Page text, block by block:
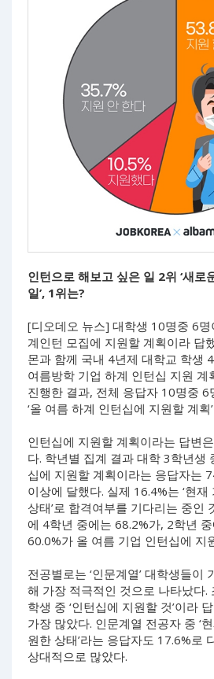
인턴으로 해보고 싶은 일 2위 ‘새로
일’, 1위는?
[디오데오 뉴스] 대학생 10명중 6
계인턴 모집에 지원할 계획이라 답
몬과 함께 국내 4년제 대학교 학생
여름방학 기업 하계 인턴십 지원 계
진행한 결과, 전체 응답자 10명중
‘올 여름 하계 인턴십에 지원할 계획
인턴십에 지원할 계획이라는 답변
다. 학년별 집계 결과 대학 3학년생
십에 지원할 계획이라는 응답자는
이상에 달했다. 실제 16.4%는 ‘현
상태’로 합격여부를 기다리는 중인
에 4학년 중에는 68.2%가, 2학년
60.0%가 올 여름 기업 인턴십에 지
전공별로는 ‘인문계열’ 대학생들이
해 가장 적극적인 것으로 나타났다.
학생 중 ‘인턴십에 지원할 것’이라
가장 많았다. 인문계열 전공자 중 ‘
원한 상태’라는 응답자도 17.6%로
상대적으로 많았다.